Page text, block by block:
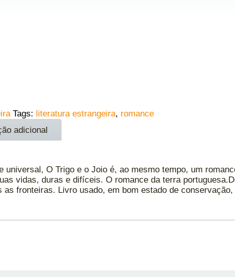
Tags: literatura estrangeira, romance
adicional
universal, O Trigo e o Joio é, ao mesmo tempo, um
vidas, duras e difíceis. O romance da terra
as fronteiras. Livro usado, em bom estado de conservação,